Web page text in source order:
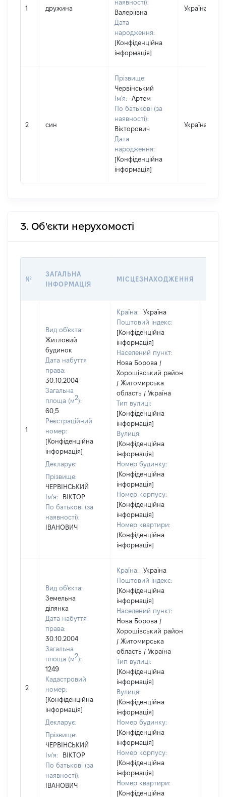
1 дружина
наявності):
Валеріївна
Дата
народження:
[Конфіденційна
інформація]
Україна
2 син
Прізвище:
Червінський
Ім'я:
Артем
По батькові (за
наявності):
Вікторович
Дата
народження:
[Конфіденційна
інформація]
Україна
3. Об'єкти нерухомості
№
ЗАГАЛЬНА
ІНФОРМАЦІЯ
МІСЦЕЗНАХОДЖЕННЯ
1
Вид об'єкта:
Житловий
будинок
Дата набуття
права:
30.10.2004
Загальна
площа (м2):
60,5
Реєстраційний
номер:
[Конфіденційна
інформація]
Декларує:
Прізвище:
ЧЕРВІНСЬКИЙ
Ім'я:
ВІКТОР
По батькові (за
наявності):
ІВАНОВИЧ
Країна:
Україна
Поштовий індекс:
[Конфіденційна
інформація]
Населений пункт:
Нова Борова /
Хорошівський район
/ Житомирська
область / Україна
Тип вулиці:
[Конфіденційна
інформація]
Вулиця:
[Конфіденційна
інформація]
Номер будинку:
[Конфіденційна
інформація]
Номер корпусу:
[Конфіденційна
інформація]
Номер квартири:
[Конфіденційна
інформація]
2
Вид об'єкта:
Земельна
ділянка
Дата набуття
права:
30.10.2004
Загальна
площа (м2):
1249
Кадастровий
номер:
[Конфіденційна
інформація]
Декларує:
Прізвище:
ЧЕРВІНСЬКИЙ
Ім'я:
ВІКТОР
По батькові (за
наявності):
ІВАНОВИЧ
Країна:
Україна
Поштовий індекс:
[Конфіденційна
інформація]
Населений пункт:
Нова Борова /
Хорошівський район
/ Житомирська
область / Україна
Тип вулиці:
[Конфіденційна
інформація]
Вулиця:
[Конфіденційна
інформація]
Номер будинку:
[Конфіденційна
інформація]
Номер корпусу:
[Конфіденційна
інформація]
Номер квартири:
[Конфіденційна